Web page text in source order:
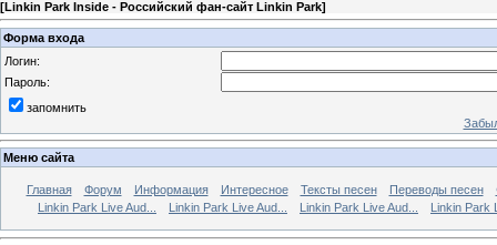
[Linkin Park Inside - Российский фан-сайт Linkin Park]
Форма входа
Логин:
Пароль:
запомнить
Меню сайта
Главная Форум Информация Интересное Тексты песен Переводы песен
Linkin Park Live Aud...
Linkin Park Live Aud... Linkin Park Live Aud... Linkin Park